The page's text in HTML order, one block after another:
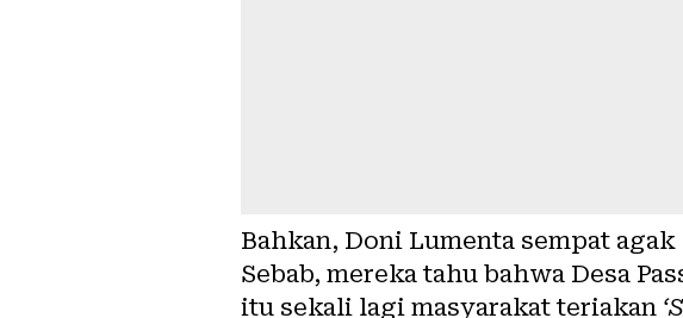
Bahkan, Doni Lumenta sempat
Sebab, mereka tahu bahwa Desa
itu sekali lagi masyarakat teriakan